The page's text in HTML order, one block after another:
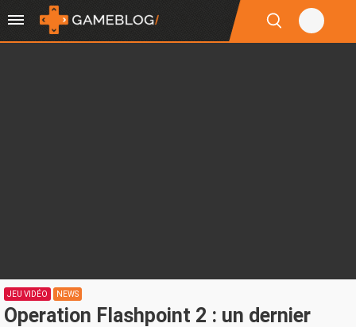
JEU VIDÉO NEWS
Operation Flashpoint 2 : un dernier